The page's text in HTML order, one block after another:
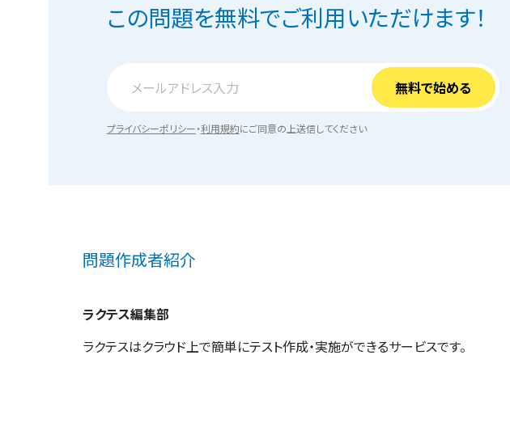
この問題を無料でご利用いただけます！
プライバシーポリシー・利用規約にご同意の上送信してください
問題作成者紹介
ラクテス編集部
ラクテスはクラウド上で簡単にテスト作成・実施ができるサービスです。